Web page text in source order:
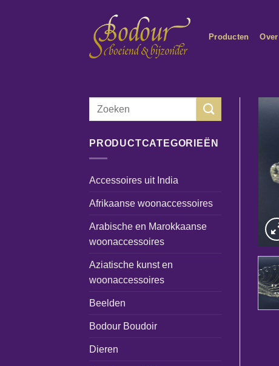
Producten
Zoeken
PRODUCTCATEGORIEËN
Accessoires uit India
Afrikaanse woonaccessoires
Arabische en Marokkaanse
woonaccessoires
Aziatische kunst en
woonaccessoires
Beelden
Bodour Boudoir
Dieren